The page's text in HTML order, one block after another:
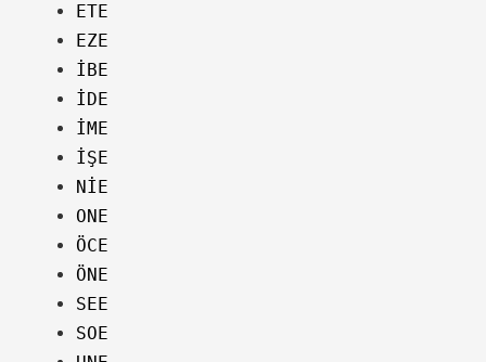
ETE
EZE
İBE
İDE
İME
İŞE
NİE
ONE
ÖCE
ÖNE
SEE
SOE